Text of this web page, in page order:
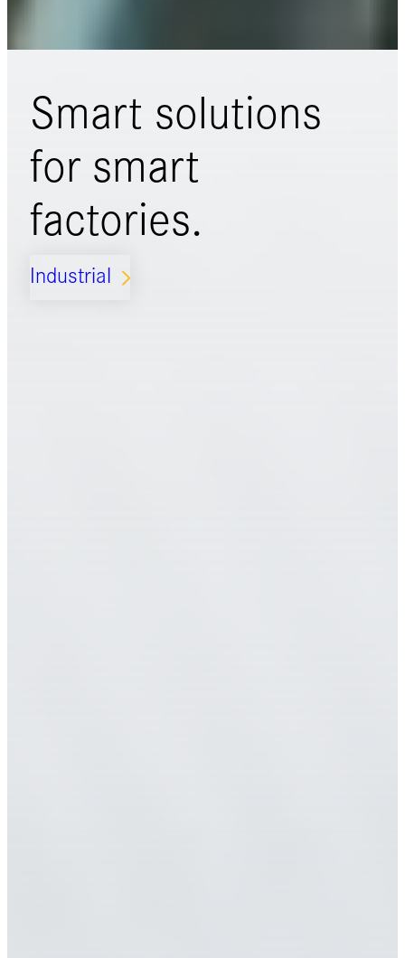
Smart solutions
for smart
factories.
Industrial ARROW_FORWARD_IOS